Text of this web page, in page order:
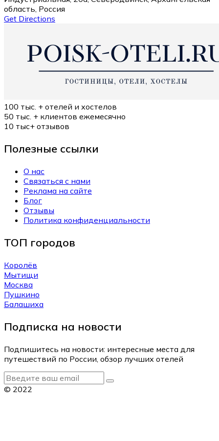
область, Россия
Get Directions
100 тыс. + отелей и хостелов
50 тыс. + клиентов ежемесячно
10 тыс+ отзывов
Полезные ссылки
О нас
Связаться с нами
Реклама на сайте
Блог
Отзывы
Политика конфиденциальности
ТОП городов
Королёв
Мытищи
Москва
Пушкино
Балашиха
Подписка на новости
Подпишитесь на новости: интересные места для
путешествий по России, обзор лучших отелей
© 2022